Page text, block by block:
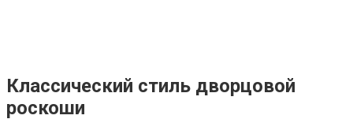
Классический стиль дворцовой
роскоши